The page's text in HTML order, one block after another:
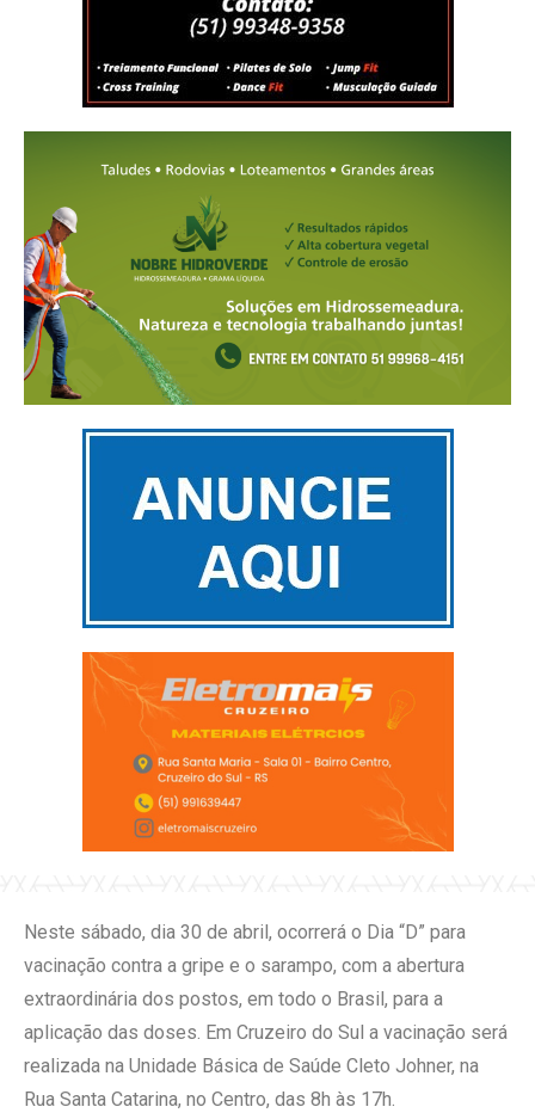
Neste sábado, dia 30 de abril, ocorrerá o Dia “D” para
vacinação contra a gripe e o sarampo, com a abertura
extraordinária dos postos, em todo o Brasil, para a
aplicação das doses. Em Cruzeiro do Sul a vacinação será
realizada na Unidade Básica de Saúde Cleto Johner, na
Rua Santa Catarina, no Centro, das 8h às 17h.